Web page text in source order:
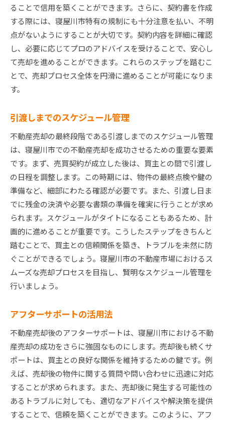
ることで信用を築くことができます。さらに、契約書を作成
する際には、寝屋川市特有の規制にも十分注意を払い、不明
点がないようにすることが大切です。契約内容を詳細に確認
し、必要に応じてプロのアドバイスを受けることで、安心し
て売却を進めることができます。これらのステップを踏むこ
とで、売却プロセス全体を円滑に進めることが可能になりま
す。
引渡しまでのスケジュール管理
不動産売却の最終段階である引渡しまでのスケジュール管理
は、寝屋川市での不動産売却を成功させるための重要な要素
です。まず、売買契約が成立した後は、買主との間で引渡し
の日程を調整します。この時期には、物件の最終点検や鍵の
準備など、細部にわたる確認が必要です。また、引渡し日ま
でに残金の決済や必要な書類の準備を確実に行うことが求め
られます。スケジュールがタイトになることもあるため、計
画的に進めることが重要です。こうしたステップをきちんと
踏むことで、買主との信頼関係を築き、トラブルを未然に防
ぐことができるでしょう。寝屋川市の不動産市場におけるス
ムーズな売却プロセスを目指し、賢明なスケジュール管理を
行いましょう。
アフターサポートの活用法
不動産売却後のアフターサポートは、寝屋川市における不動
産売却の成功をさらに強固なものにします。売却後も続くサ
ポートは、買主との良好な関係を維持するための鍵です。例
えば、売却後の物件に関する質問や問い合わせに迅速に対応
することが求められます。また、売却後に発生する可能性の
あるトラブルに対しても、適切なアドバイスや解決策を提供
することで、信頼を築くことができます。このように、アフ